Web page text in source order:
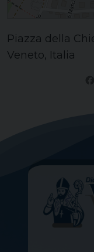
Piazza della
Veneto, Italia